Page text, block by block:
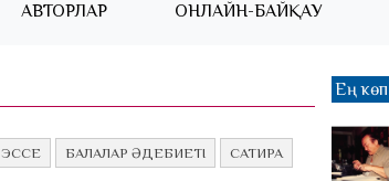
АВТОРЛАР ОНЛАЙН-БАЙҚАУ
ЭССЕ БАЛАЛАР ӘДЕБИЕТІ САТИРА
Ең